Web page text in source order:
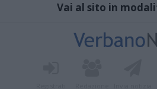
Vai al sito in